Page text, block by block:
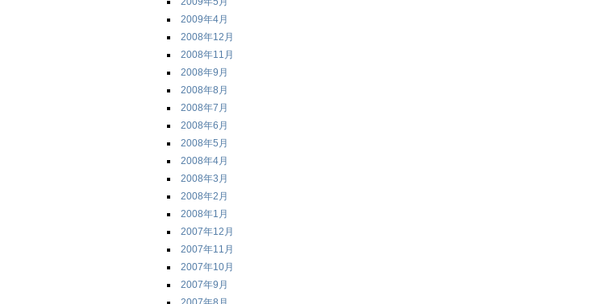
2009年4月
2008年12月
2008年11月
2008年9月
2008年8月
2008年7月
2008年6月
2008年5月
2008年4月
2008年3月
2008年2月
2008年1月
2007年12月
2007年11月
2007年10月
2007年9月